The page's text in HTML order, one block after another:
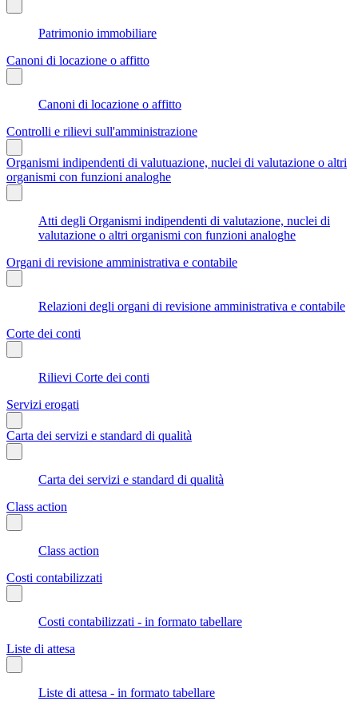
Patrimonio immobiliare
Canoni di locazione o affitto
Canoni di locazione o affitto
Controlli e rilievi sull'amministrazione
Organismi indipendenti di valutuazione, nuclei di valutazione o altri
organismi con funzioni analoghe
Atti degli Organismi indipendenti di valutazione, nuclei di
valutazione o altri organismi con funzioni analoghe
Organi di revisione amministrativa e contabile
Relazioni degli organi di revisione amministrativa e contabile
Corte dei conti
Rilievi Corte dei conti
Servizi erogati
Carta dei servizi e standard di qualità
Carta dei servizi e standard di qualità
Class action
Class action
Costi contabilizzati
Costi contabilizzati - in formato tabellare
Liste di attesa
Liste di attesa - in formato tabellare